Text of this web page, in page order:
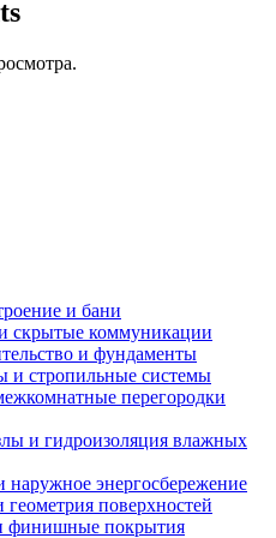
и бани
скрытые коммуникации
и фундаменты
и стропильные системы
перегородки
и гидроизоляция влажных
энергосбережение
геометрия поверхностей
финишные покрытия